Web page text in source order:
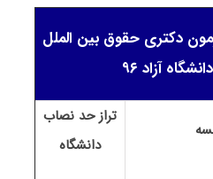
دکتری حقوق بین الملل
آزاد ۹۶
تراز حد نصاب
دانشگاه